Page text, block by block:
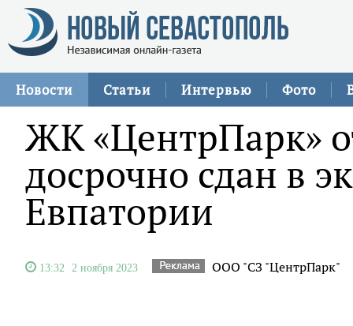
Новости Статьи Интервью Фото
ЖК «ЦентрПарк»
досрочно сдан в
Евпатории
13:32 2 ноября 2023 ООО "СЗ "ЦентрПарк"